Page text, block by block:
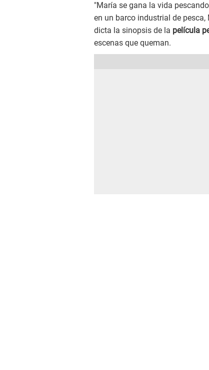
"María se gana la vida
en un barco industrial de
dicta la sinopsis de la película
escenas que queman.